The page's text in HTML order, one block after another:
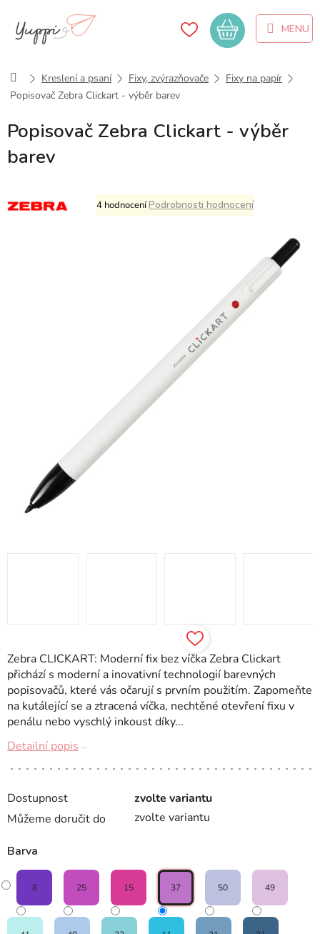
obsah
Nákupní
košík
DomůKreslení a psaní Fixy, zvýrazňovače
Fixy na papír
Popisovač Zebra Clickart - výběr barev
Popisovač Zebra Clickart - výběr
barev
Průměrné
hodnocení
4 hodnoceníPodrobnosti hodnocení
Dostupnost
zvolte variantu
Můžeme doručit do
zvolte variantu
Barva
8 25 15 37 50 49
Zebra CLICKART: Moderní fix bez víčka Zebra Clickart
přichází s moderní a inovativní technologií barevných
popisovačů, které vás očarují s prvním použitím. Zapomeňte
na kutálející se a ztracená víčka, nechtěné otevření fixu v
penálu nebo vyschlý inkoust díky...
Detailní popis